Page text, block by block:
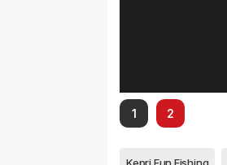
1 2